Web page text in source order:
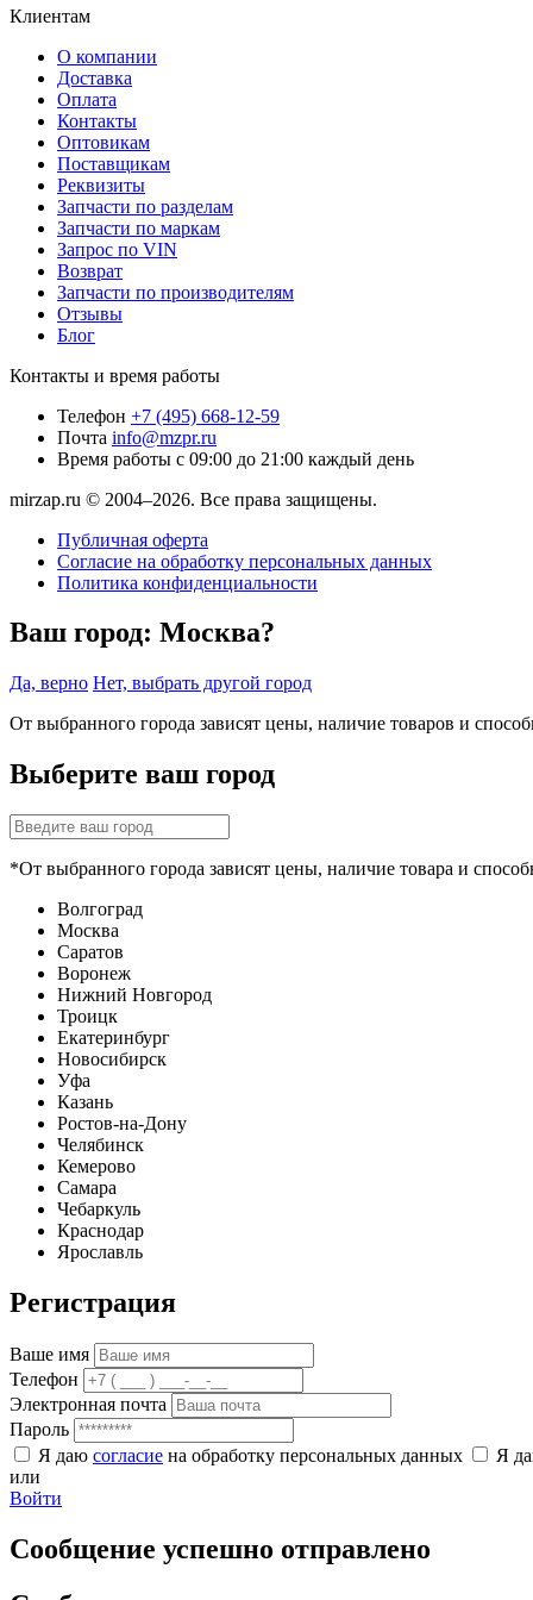
Клиентам
О компании
Доставка
Оплата
Контакты
Оптовикам
Поставщикам
Реквизиты
Запчасти по разделам
Запчасти по маркам
Запрос по VIN
Возврат
Запчасти по производителям
Отзывы
Блог
Контакты и время работы
Телефон +7 (495) 668-12-59
Почта info@mzpr.ru
Время работы с 09:00 до 21:00 каждый день
mirzap.ru © 2004–2026. Все права защищены.
Публичная оферта
Согласие на обработку персональных данных
Политика конфиденциальности
Ваш город: Москва?
Да, верно Нет, выбрать другой город
От выбранного города зависят цены, наличие товаров и
Выберите ваш город
*От выбранного города зависят цены, наличие товара и
Волгоград
Москва
Саратов
Воронеж
Нижний Новгород
Троицк
Екатеринбург
Новосибирск
Уфа
Казань
Ростов-на-Дону
Челябинск
Кемерово
Самара
Чебаркуль
Краснодар
Ярославль
Регистрация
Ваше имя
Телефон
Электронная почта
Пароль
Я даю согласие на обработку персональных данных
Я
или
Войти
Сообщение успешно отправлено